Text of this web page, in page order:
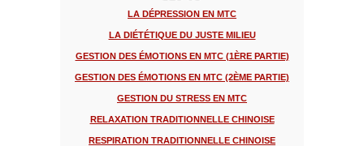
LA DÉPRESSION EN MTC
LA DIÉTÉTIQUE DU JUSTE MILIEU
GESTION DES ÉMOTIONS EN MTC (1ÈRE PARTIE)
GESTION DES ÉMOTIONS EN MTC (2ÈME PARTIE)
GESTION DU STRESS EN MTC
RELAXATION TRADITIONNELLE CHINOISE
RESPIRATION TRADITIONNELLE CHINOISE